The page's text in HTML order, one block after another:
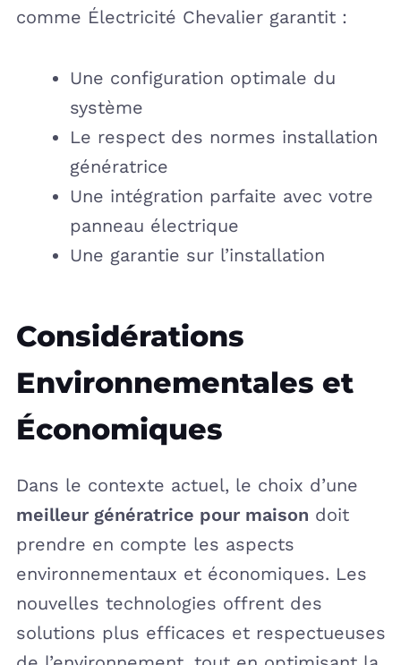
comme Électricité Chevalier garantit :
Une configuration optimale du
système
Le respect des normes installation
génératrice
Une intégration parfaite avec votre
panneau électrique
Une garantie sur l’installation
Considérations
Environnementales et
Économiques
Dans le contexte actuel, le choix d’une
meilleur génératrice pour maison doit
prendre en compte les aspects
environnementaux et économiques. Les
nouvelles technologies offrent des
solutions plus efficaces et respectueuses